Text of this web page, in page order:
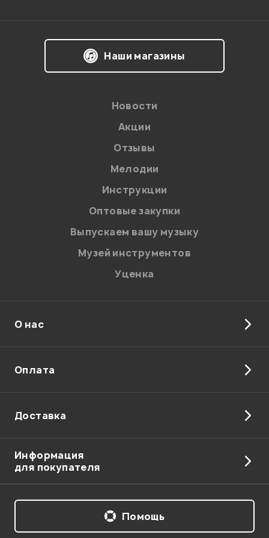
на обработку персональных данных в
Политикой в отношении обработки
персональных данных.
Введите проверочное число:
Отправить
Наши магазины
Новости
Акции
Отзывы
Мелодии
Инструкции
Оптовые закупки
Выпускаем вашу музыку
Музей инструментов
Уценка
О нас
Оплата
Доставка
Информация
для покупателя
Помощь